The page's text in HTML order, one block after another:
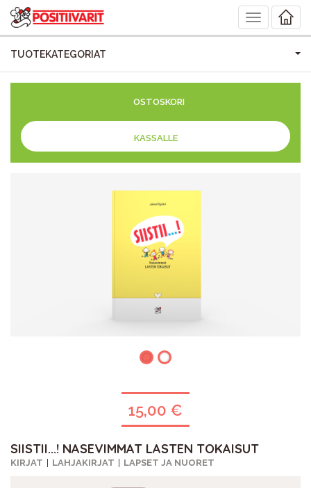
Toggle
navigation
TUOTEKATEGORIAT
OSTOSKORI
KASSALLE
15,00 €
SIISTII...! NASEVIMMAT LASTEN TOKAISUT
KIRJAT LAHJAKIRJAT LAPSET JA NUORET